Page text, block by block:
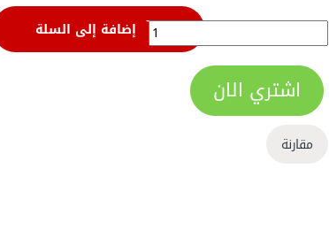
مثقاب Core تبريد مياه 1800 وات 130 مم Dimond Drill DZZ02-130 quantity إضافة إلى السلة
اشتري الان
مقارنة